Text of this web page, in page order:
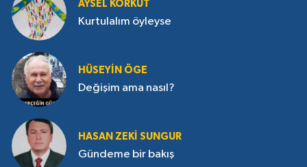
AYSEL KORKUT
Kurtulalım öyleyse
HÜSEYIN ÖGE
Değişim ama nasıl?
HASAN ZEKI SUNGUR
Gündeme bir bakış